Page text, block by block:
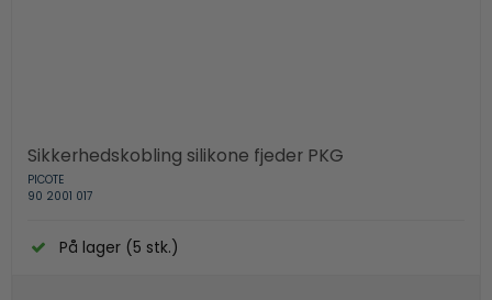
Sikkerhedskobling silikone fjeder PKG
PICOTE
90 2001 017
På lager (5 stk.)